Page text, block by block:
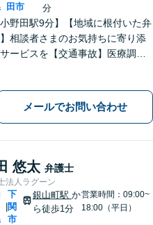
田市
分
小野田駅9分】【地域に根付いた弁
相談者さまのお気持ちに寄り添
ービスを【交通事故】医療調査
査と判例をリサーチし、不公平感
い相続を実現【WEB面談】
メールでお問い合わせ
悠太 弁護士
法人ラグーン
下
関
市
銀山町駅 か
ら徒歩1分
営業時間：09:00~
18:00（平日）